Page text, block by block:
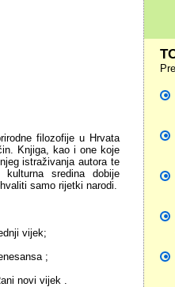
filozofije u Hrvata
Knjiga, kao i one koje
istraživanja autora te
sredina dobije
samo rijetki narodi.
vijek;
;
novi vijek .